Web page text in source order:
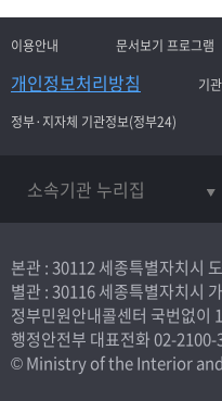
이용안내 문서보기 프로그램
개인정보처리방침
기
정부·지자체 기관정보(정부24)
소속기관 누리집
본관 : 30112 세종특별자치시
별관 : 30116 세종특별자치시
정부민원안내콜센터 국번없이
행정안전부 대표전화02-2100-
© Ministry of the Interior